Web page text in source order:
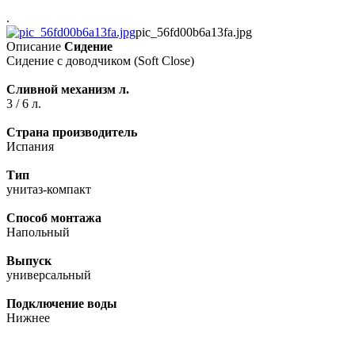
.
pic_56fd00b6a13fa.jpg
Описание Сидение
Сидение с доводчиком (Soft Close)
Сливной механизм л.
3 / 6 л.
Страна производитель
Испания
Тип
унитаз-компакт
Способ монтажа
Напольный
Выпуск
универсальный
Подключение воды
Нижнее